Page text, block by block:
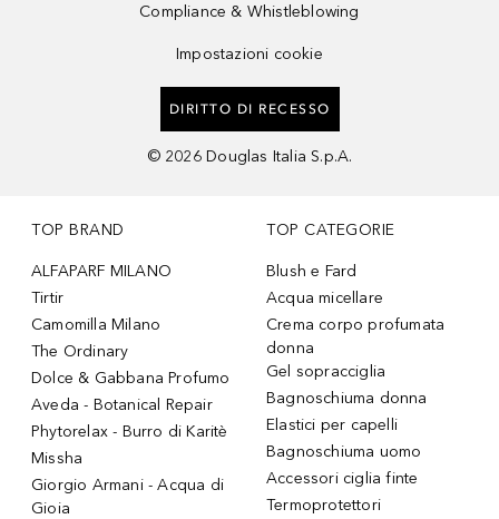
Compliance & Whistleblowing
Impostazioni cookie
DIRITTO DI RECESSO
© 2026 Douglas Italia S.p.A.
TOP BRAND
ALFAPARF MILANO
Tirtir
Camomilla Milano
The Ordinary
Dolce & Gabbana Profumo
Aveda - Botanical Repair
Phytorelax - Burro di Karitè
Missha
Giorgio Armani - Acqua di
Gioia
TOP CATEGORIE
Blush e Fard
Acqua micellare
Crema corpo profumata
donna
Gel sopracciglia
Bagnoschiuma donna
Elastici per capelli
Bagnoschiuma uomo
Accessori ciglia finte
Termoprotettori